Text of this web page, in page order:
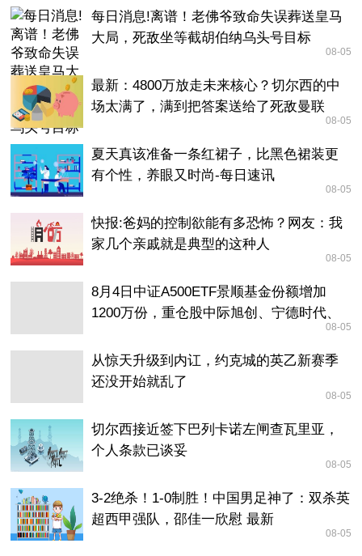
每日消息!离谱！老佛爷致命失误葬送皇马
大局，死敌坐等截胡伯纳乌头号目标
08-05
最新：4800万放走未来核心？切尔西的中
场太满了，满到把答案送给了死敌曼联
08-05
夏天真该准备一条红裙子，比黑色裙装更
有个性，养眼又时尚-每日速讯
08-05
快报:爸妈的控制欲能有多恐怖？网友：我
家几个亲戚就是典型的这种人
08-05
8月4日中证A500ETF景顺基金份额增加
1200万份，重仓股中际旭创、宁德时代、
08-05
从惊天升级到内讧，约克城的英乙新赛季
还没开始就乱了
08-05
切尔西接近签下巴列卡诺左闸查瓦里亚，
个人条款已谈妥
08-05
3-2绝杀！1-0制胜！中国男足神了：双杀英
超西甲强队，邵佳一欣慰 最新
08-05